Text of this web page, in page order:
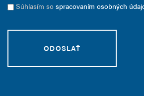
Súhlasím so spracovaním osobných